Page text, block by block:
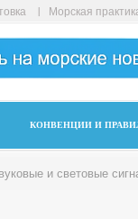
Морская
КОНВЕНЦИИ И
и световые